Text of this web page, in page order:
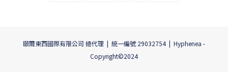
頤爾東西國際有限公司 總代理 | 統一編號 29032754 | Hyphenea -
Copyright©2024